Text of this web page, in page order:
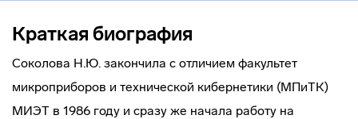
Краткая биография
Соколова Н.Ю. закончила с отличием факультет
микроприборов и технической кибернетики (МПиТК)
МИЭТ в 1986 году и сразу же начала работу на